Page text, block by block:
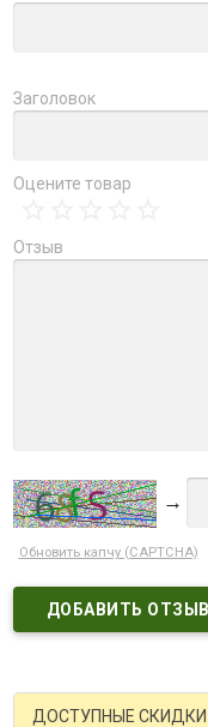
Заголовок
Оцените товар
Отзыв
→
Обновить капчу (CAPTCHA)
ДОСТУПНЫЕ СКИДКИ